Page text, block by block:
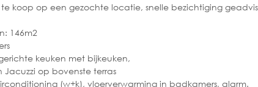
koop op een gezochte locatie, snelle bezichtiging
146m2
keuken met bijkeuken,
op bovenste terras
(w+k), vloerverwarming in badkamers, alarm.